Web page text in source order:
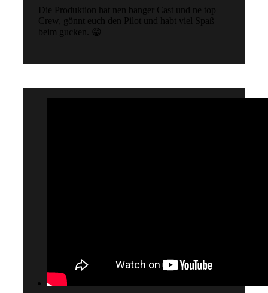
Die Produktion hat nen banger Cast und ne top
Crew, gönnt euch den Pilot und habt viel Spaß
beim gucken. 😁